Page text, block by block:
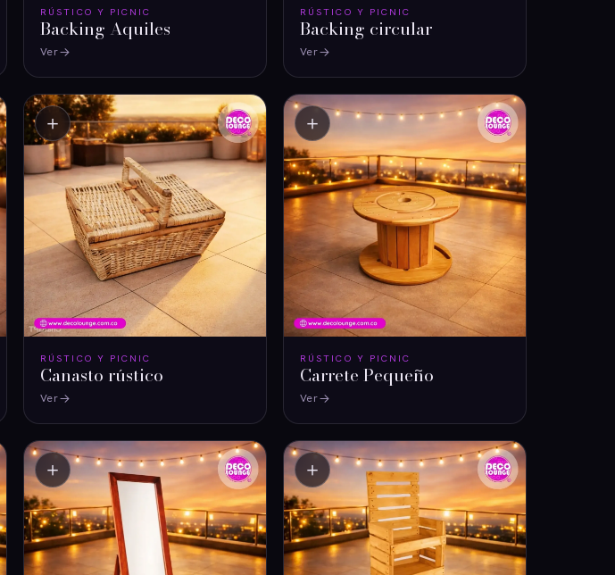
RÚSTICO Y PICNIC
Backing Aquiles
Ver
RÚSTICO Y PICNIC
Backing circular
Ver
RÚSTICO Y PICNIC
Canasto rústico
Ver
＋
RÚSTICO Y PICNIC
Carrete Pequeño
Ver
＋
＋ ＋